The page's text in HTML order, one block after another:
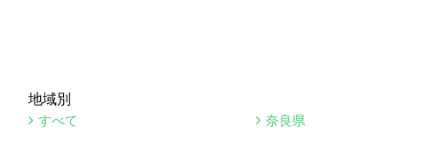
地域別
すべて
奈良県